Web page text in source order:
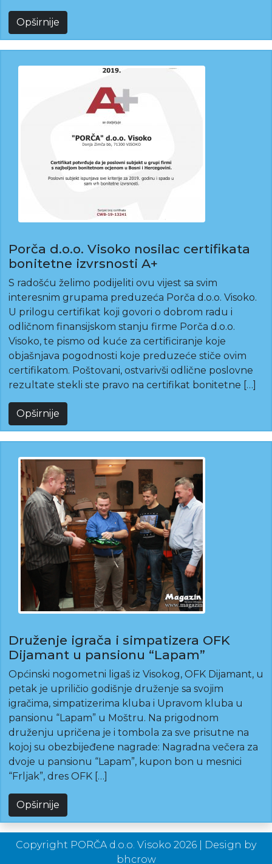
Opširnije
Porča d.o.o. Visoko nosilac certifikata
bonitetne izvrsnosti A+
S radošću želimo podijeliti ovu vijest sa svim
interesnim grupama preduzeća Porča d.o.o. Visoko.
U prilogu certifikat koji govori o dobrom radu i
odličnom finansijskom stanju firme Porča d.o.o.
Visoko, te pismo od kuće za certificiranje koje
objašnjava pogodnosti koje preduzeće stiče ovim
certifikatom. Poštovani, ostvarivši odlične poslovne
rezultate stekli ste pravo na certifikat bonitetne […]
Opširnije
Druženje igrača i simpatizera OFK
Dijamant u pansionu “Lapam”
Općinski nogometni ligaš iz Visokog, OFK Dijamant, u
petak je upriličio godišnje druženje sa svojim
igračima, simpatizerima kluba i Upravom kluba u
pansionu “Lapam” u Moštru. Na prigodnom
druženju upričena je i tombola za sve prisutne na
kojoj su obezbijeđene nagrade: Nagradna večera za
dvoje u pansionu “Lapam”, kupon bon u mesnici
“Frljak”, dres OFK […]
Opširnije
Copyright PORČA d.o.o. Visoko 2026 | Design by
bhcrow